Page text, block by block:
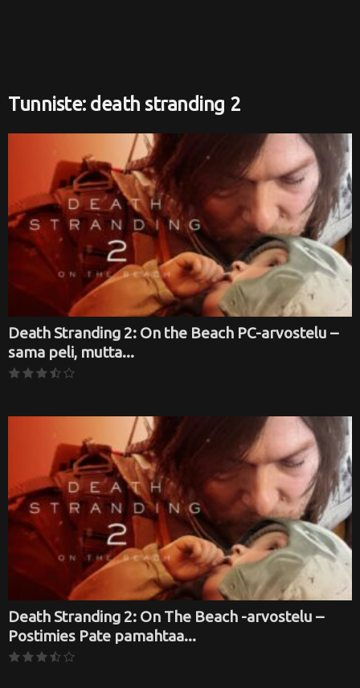
Tunniste: death stranding 2
Death Stranding 2: On the Beach PC-arvostelu –
sama peli, mutta...
Death Stranding 2: On The Beach -arvostelu –
Postimies Pate pamahtaa...